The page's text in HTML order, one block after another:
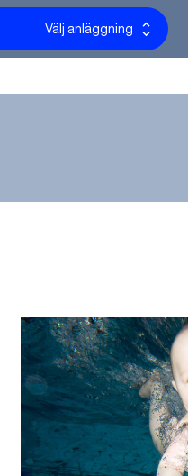
Välj anläggning